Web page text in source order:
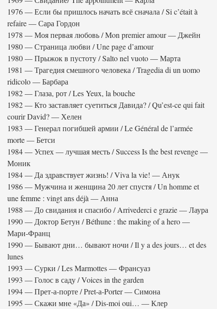
1976 — Если бы пришлось начать всё сначала / Si c’était à
refaire — Сара Гордон
1978 — Моя первая любовь / Mon premier amour — Джейн
1980 — Страница любви / Une page d’amour
1980 — Прыжок в пустоту / Salto nel vuoto — Марта
1981 — Трагедия смешного человека / Tragedia di un uomo
ridicolo — Барбара
1982 — Глаза, рот / Les Yeux, la bouche
1982 — Кто заставляет суетиться Давида? / Qu’est-ce qui fait
courir David? — Хелен
1983 — Генерал погибшей армии / Le Général de l’armée
morte — Бетси
1984 — Успех — лучшая месть / Success Is the best revenge —
Моник
1984 — Да здравствует жизнь! / Viva la vie! — Анук
1986 — Мужчина и женщина 20 лет спустя / Un homme et
une femme : vingt ans déjà — Анна
1988 — До свидания и спасибо / Arrivederci e grazie — Лаура
1990 — Доктор Бетун / Béthune : the making of a hero —
Мари-Франц
1990 — Бывают дни… бывают ночи / Il y a des jours… et des
lunes
1993 — Сурки / Les Marmottes — Франсуаз
1993 — Голос в саду / Voices in the garden
1994 — Прет-а-порте / Pret-а-Porter — Симона
1995 — Скажи мне «Да» / Dis-moi oui… — Клер